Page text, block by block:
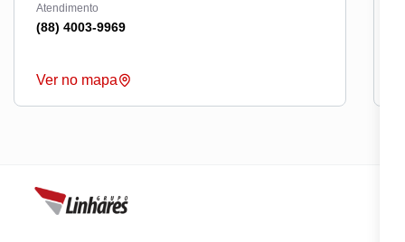
Atendimento
(88) 4003-9969
Ver no mapa